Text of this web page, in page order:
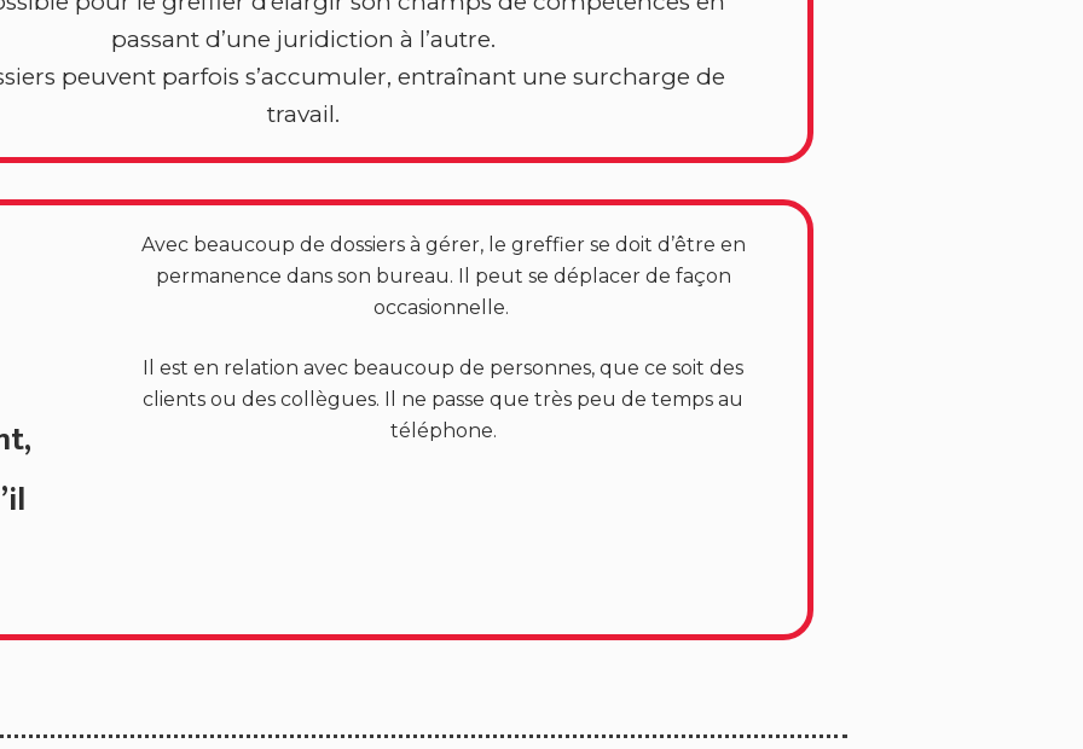
passant d’une juridiction à l’autre.
peuvent parfois s’accumuler, entraînant une surcharge de
travail.
Avec beaucoup de dossiers à gérer, le greffier se doit d’être en
permanence dans son bureau. Il peut se déplacer de façon
occasionnelle.
Il est en relation avec beaucoup de personnes, que ce soit des
clients ou des collègues. Il ne passe que très peu de temps au
téléphone.